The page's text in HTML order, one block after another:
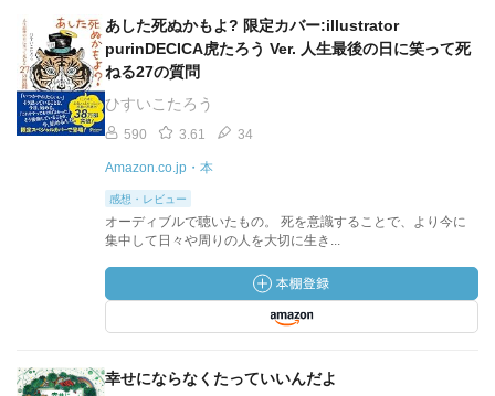
あした死ぬかもよ? 限定カバー:illustrator
purinDECICA虎たろう Ver. 人生最後の日に笑って死
ねる27の質問
ひすいこたろう
590 3.61 34
Amazon.co.jp・本
感想・レビュー
オーディブルで聴いたもの。 死を意識することで、より今に
集中して日々や周りの人を大切に生き...
幸せにならなくたっていいんだよ